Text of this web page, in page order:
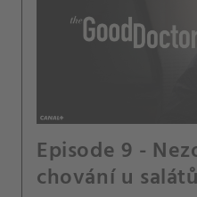
Episode 9 -
chování u salátů